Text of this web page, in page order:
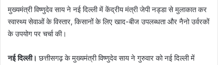
मुख्यमंत्री विष्णुदेव साय ने नई दिल्ली में केंद्रीय मंत्री जेपी नड्डा से मुलाकात कर
स्वास्थ्य सेवाओं के विस्तार, किसानों के लिए खाद-बीज उपलब्धता और नैनो उर्वरकों
के उपयोग पर चर्चा की।
नई दिल्ली। छत्तीसगढ़ के मुख्यमंत्री विष्णुदेव साय ने गुरुवार को नई दिल्ली में